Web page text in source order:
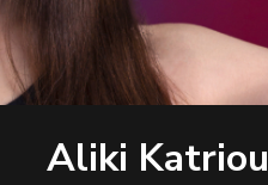
Aliki Katriou